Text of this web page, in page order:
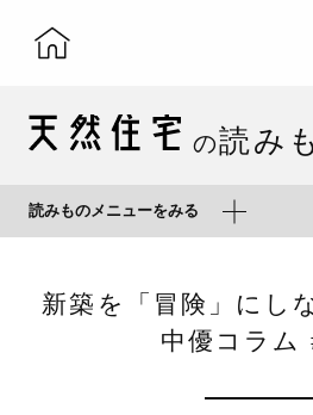
の読み
読みものメニューをみる
新築を「冒険」にし
中優コラム